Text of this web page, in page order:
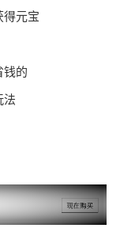
得元宝
钱的
法